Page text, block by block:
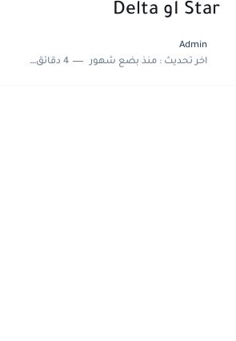
Star او Delta
Admin
اخر تحديث :منذ بضع شهور 4 دقائق للقراءة